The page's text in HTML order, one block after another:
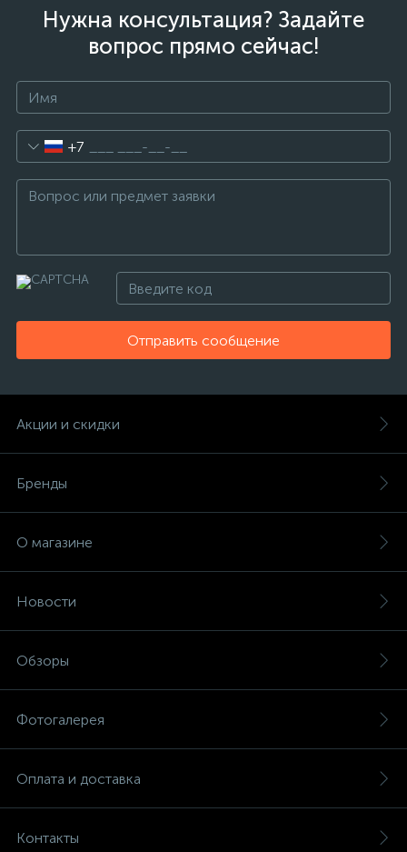
Нужна консультация? Задайте
вопрос прямо сейчас!
+7
Отправить сообщение
Акции и скидки
Бренды
О магазине
Новости
Обзоры
Фотогалерея
Оплата и доставка
Контакты